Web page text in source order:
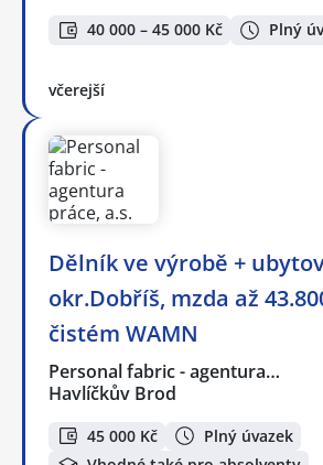
40 000 – 45 000 Kč Plný
včerejší
Dělník ve výrobě +
okr.Dobříš, mzda až
čistém WAMN
Personal fabric - agentura…
Havlíčkův Brod
45 000 Kč
Plný úvazek